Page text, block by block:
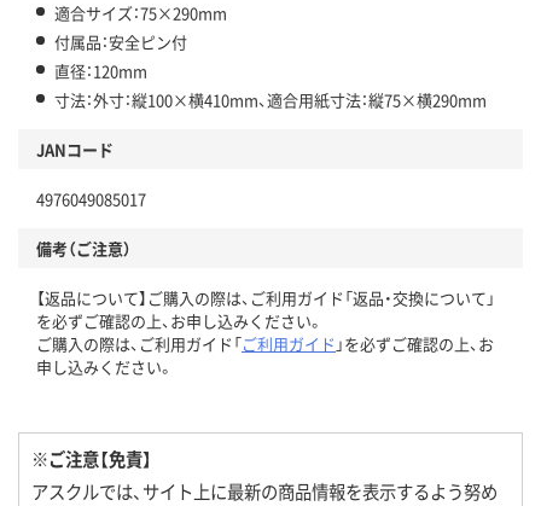
適合サイズ：75×290mm
付属品：安全ピン付
直径：120mm
寸法：外寸：縦100×横410mm、適合用紙寸法：縦75×横290mm
JANコード
4976049085017
備考（ご注意）
【返品について】ご購入の際は、ご利用ガイド「返品・交換について」
を必ずご確認の上、お申し込みください。
ご購入の際は、ご利用ガイド「ご利用ガイド 」を必ずご確認の上、お
申し込みください。
※ご注意【免責】
アスクルでは、サイト上に最新の商品情報を表示するよう努め